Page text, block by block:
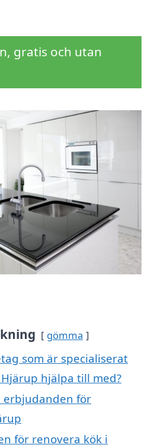
gratis och utan
gömma
som är specialiserat
hjälpa till med?
erbjudanden för
för renovera kök i